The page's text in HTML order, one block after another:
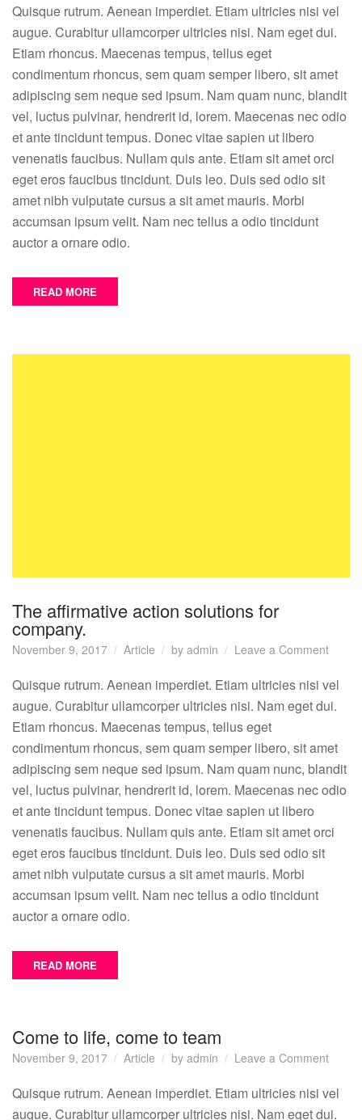
the
and
Quisque rutrum. Aenean imperdiet. Etiam ultricies nisi vel
augue. Curabitur ullamcorper ultricies nisi. Nam eget dui.
Etiam rhoncus. Maecenas tempus, tellus eget
condimentum rhoncus, sem quam semper libero, sit amet
adipiscing sem neque sed ipsum. Nam quam nunc, blandit
vel, luctus pulvinar, hendrerit id, lorem. Maecenas nec odio
et ante tincidunt tempus. Donec vitae sapien ut libero
venenatis faucibus. Nullam quis ante. Etiam sit amet orci
eget eros faucibus tincidunt. Duis leo. Duis sed odio sit
amet nibh vulputate cursus a sit amet mauris. Morbi
accumsan ipsum velit. Nam nec tellus a odio tincidunt
auctor a ornare odio.
READ MORE
The affirmative action solutions for
company.
November 9, 2017 Article by admin Leave a Commenton
action
Quisque rutrum. Aenean imperdiet. Etiam ultricies nisi vel
augue. Curabitur ullamcorper ultricies nisi. Nam eget dui.
Etiam rhoncus. Maecenas tempus, tellus eget
condimentum rhoncus, sem quam semper libero, sit amet
adipiscing sem neque sed ipsum. Nam quam nunc, blandit
vel, luctus pulvinar, hendrerit id, lorem. Maecenas nec odio
et ante tincidunt tempus. Donec vitae sapien ut libero
venenatis faucibus. Nullam quis ante. Etiam sit amet orci
eget eros faucibus tincidunt. Duis leo. Duis sed odio sit
amet nibh vulputate cursus a sit amet mauris. Morbi
accumsan ipsum velit. Nam nec tellus a odio tincidunt
auctor a ornare odio.
READ MORE
Come to life, come to team
November 9, 2017 Article by admin Leave a Commenton
to
life,
Quisque rutrum. Aenean imperdiet. Etiam ultricies nisi vel
augue. Curabitur ullamcorper ultricies nisi. Nam eget dui.